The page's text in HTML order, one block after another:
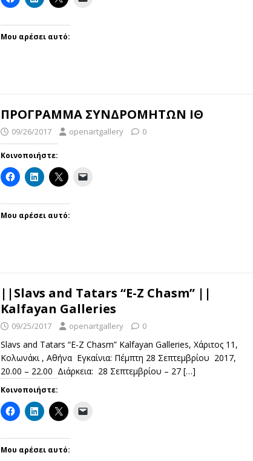
Μου αρέσει αυτό:
ΠΡΟΓΡΑΜΜΑ ΣΥΝΔΡΟΜΗΤΩΝ ΙΘ
09/26/2017 openartgallery 0
Κοινοποιήστε:
Μου αρέσει αυτό:
||Slavs and Tatars “E-Z Chasm” ||
Kalfayan Galleries
09/25/2017 openartgallery 0
Slavs and Tatars “E-Z Chasm” Kalfayan Galleries, Χάριτος 11,
Κολωνάκι , Αθήνα Εγκαίνια: Πέμπτη 28 Σεπτεμβρίου 2017,
20.00 – 22.00 Διάρκεια: 28 Σεπτεμβρίου – 27 […]
Κοινοποιήστε:
Μου αρέσει αυτό: